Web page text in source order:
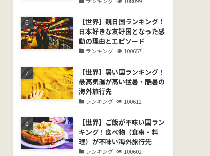
【世界】親日国ランキング！
日本好きな友好国となった感
動の理由とエピソード
ランキング 100657
【世界】暑い国ランキング！
最高気温が高い猛暑・酷暑の
海外旅行先
ランキング 100612
【世界】ご飯が不味い国ラン
キング！食べ物（食事・料
理）が不味い海外旅行先
ランキング 100602